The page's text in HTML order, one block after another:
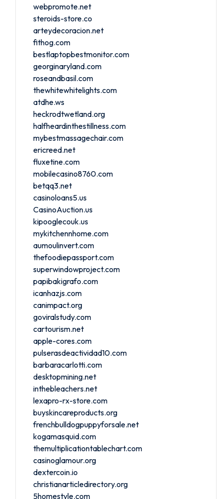
webpromote.net
steroids-store.co
arteydecoracion.net
fithog.com
bestlaptopbestmonitor.com
georginaryland.com
roseandbasil.com
thewhitewhitelights.com
atdhe.ws
heckrodtwetland.org
halfheardinthestillness.com
mybestmassagechair.com
ericreed.net
fluxetine.com
mobilecasino8760.com
betqq3.net
casinoloans5.us
CasinoAuction.us
kipooglecouk.us
mykitchennhome.com
aumoulinvert.com
thefoodiepassport.com
superwindowproject.com
papibakigrafo.com
icanhazjs.com
canimpact.org
goviralstudy.com
cartourism.net
apple-cores.com
pulserasdeactividad10.com
barbaracarlotti.com
desktopmining.net
inthebleachers.net
lexapro-rx-store.com
buyskincareproducts.org
frenchbulldogpuppyforsale.net
kogamasquid.com
themultiplicationtablechart.com
casinoglamour.org
dextercoin.io
christianarticledirectory.org
5homestyle.com